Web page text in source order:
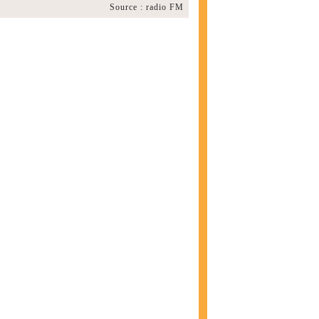
Source : radio FM